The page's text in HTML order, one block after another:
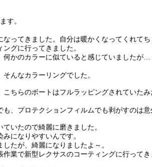
す。
ってきました。自分は暖かくなってくれてち
グに行ってきました。
何かのカラーに似ていると感じていましたが…
んなカラーリングでした。
こちらのボートはフルラッピングされていた
、プロテクションフィルムでも剥がすのは
いたので綺麗に磨きました。
になりやすいんです。
たが、綺麗になりましたよ～。
業で新型レクサスのコーティングに行ってき